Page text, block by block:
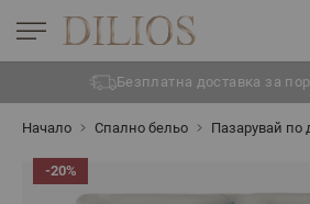
Безплатна доставка за
Начало Спално бельо Пазарувай по
-20%